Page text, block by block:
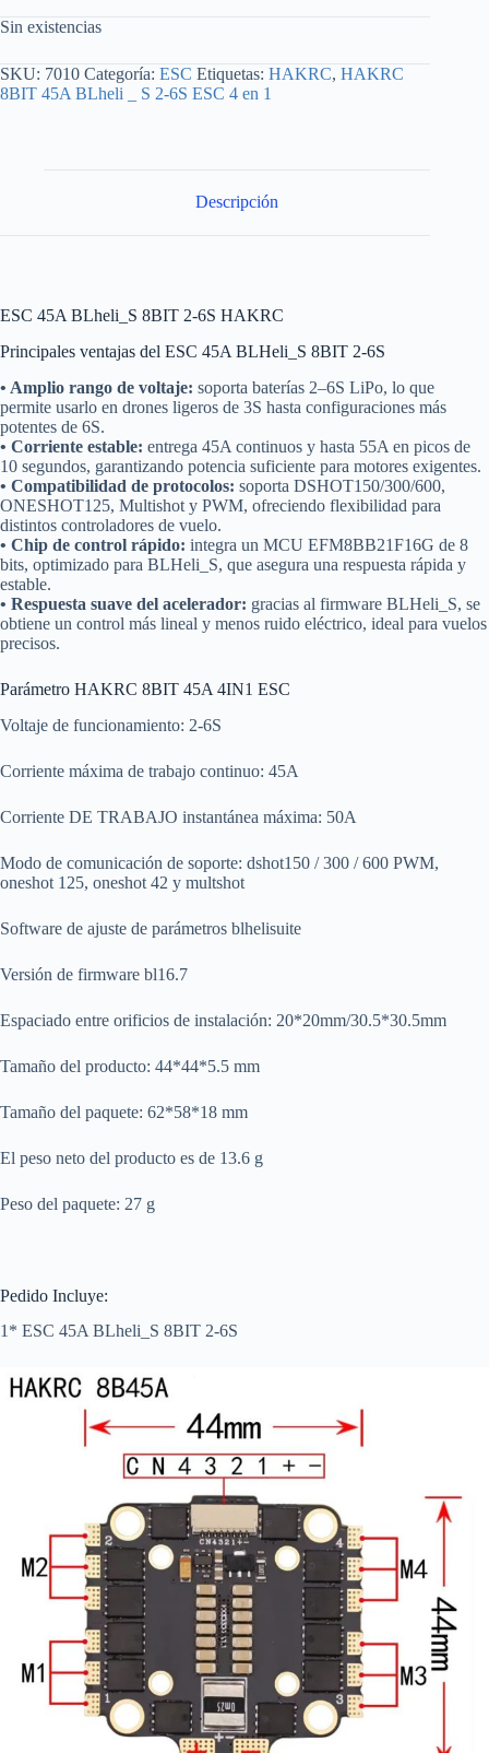
Sin existencias
SKU: 7010 Categoría: ESC Etiquetas: HAKRC, HAKRC
8BIT 45A BLheli _ S 2-6S ESC 4 en 1
Descripción
ESC 45A BLheli_S 8BIT 2-6S HAKRC
Principales ventajas del ESC 45A BLHeli_S 8BIT 2-6S
• Amplio rango de voltaje: soporta baterías 2–6S LiPo, lo que
permite usarlo en drones ligeros de 3S hasta configuraciones más
potentes de 6S.
• Corriente estable: entrega 45A continuos y hasta 55A en picos de
10 segundos, garantizando potencia suficiente para motores exigentes.
• Compatibilidad de protocolos: soporta DSHOT150/300/600,
ONESHOT125, Multishot y PWM, ofreciendo flexibilidad para
distintos controladores de vuelo.
• Chip de control rápido: integra un MCU EFM8BB21F16G de 8
bits, optimizado para BLHeli_S, que asegura una respuesta rápida y
estable.
• Respuesta suave del acelerador: gracias al firmware BLHeli_S, se
obtiene un control más lineal y menos ruido eléctrico, ideal para vuelos
precisos.
Parámetro HAKRC 8BIT 45A 4IN1 ESC
Voltaje de funcionamiento: 2-6S
Corriente máxima de trabajo continuo: 45A
Corriente DE TRABAJO instantánea máxima: 50A
Modo de comunicación de soporte: dshot150 / 300 / 600 PWM,
oneshot 125, oneshot 42 y multshot
Software de ajuste de parámetros blhelisuite
Versión de firmware bl16.7
Espaciado entre orificios de instalación: 20*20mm/30.5*30.5mm
Tamaño del producto: 44*44*5.5 mm
Tamaño del paquete: 62*58*18 mm
El peso neto del producto es de 13.6 g
Peso del paquete: 27 g
Pedido Incluye:
1* ESC 45A BLheli_S 8BIT 2-6S